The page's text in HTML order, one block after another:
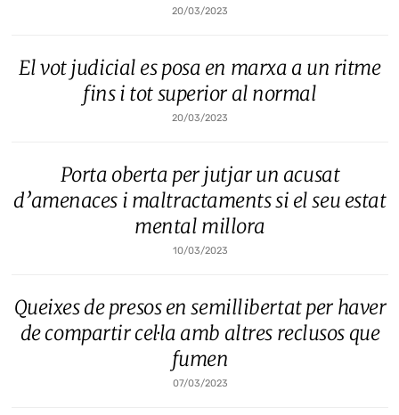
20/03/2023
El vot judicial es posa en marxa a un ritme
fins i tot superior al normal
20/03/2023
Porta oberta per jutjar un acusat
d’amenaces i maltractaments si el seu estat
mental millora
10/03/2023
Queixes de presos en semillibertat per haver
de compartir cel·la amb altres reclusos que
fumen
07/03/2023